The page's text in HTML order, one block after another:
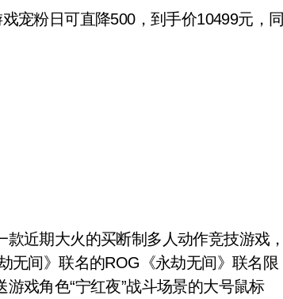
粉日可直降500，到手价10499元，同
近期大火的买断制多人动作竞技游戏，
无间》联名的ROG《永劫无间》联名限
戏角色“宁红夜”战斗场景的大号鼠标